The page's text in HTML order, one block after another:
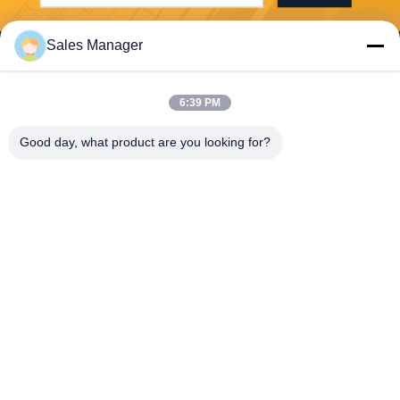
Co., Ltd
Sales Manager
6:39 PM
Good day, what product are you looking for?